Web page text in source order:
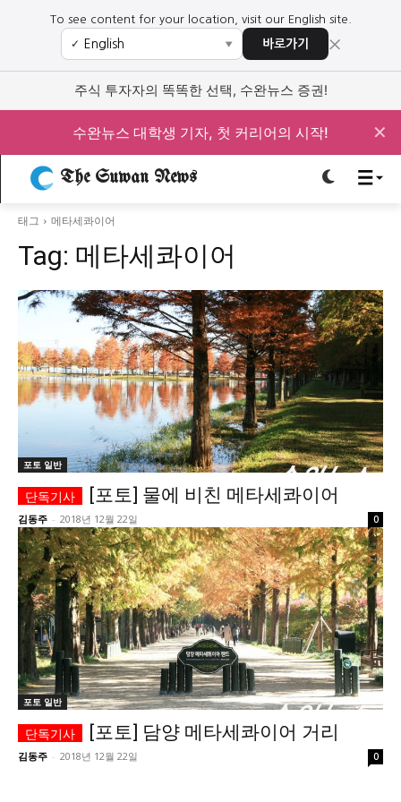
로그인하세요
주요 뉴스
정치 사회 교육
문화 과학·미디어 연예
오피니언 & 특집
특집 기사 바로가기 : 청소년· 청년
사설/칼럼
시 문학 (문학산책)
보도 사진 정치 사회 경제 트렌드
지역 & 글로벌 뉴스
서울전역 인천지역 경기지역
강원지역
충청지역
세종지역 경상지역
전라지역
제주지역
부산/울산 대전지역 지방정가
ENG 中文 日文
커뮤니티
로그인하세요
주요 뉴스
정치 사회 교육
문화 과학·미디어 연예
오피니언 & 특집
특집 기사 바로가기 : 청소년· 청년
사설/칼럼
시 문학 (문학산책)
보도 사진 정치 사회 경제 트렌드
지역 & 글로벌 뉴스
서울전역 인천지역 경기지역 강원지역
충청지역 세종지역 경상지역
전라지역
제주지역
부산/울산 대전지역 지방정가
ENG 中文 日文
커뮤니티
To see content for your location, visit our English site.
✓ ▼ 바로가기 ×
주식 투자자의 똑똑한 선택, 수완뉴스 증권!
수완뉴스 대학생 기자, 첫 커리어의 시작! ✕
The Suwan News
태그 메타세콰이어
Tag: 메타세콰이어
포토 일반
[포토] 물에 비친 메타세콰이어
김동주 - 2018년 12월 22일 0
포토 일반
[포토] 담양 메타세콰이어 거리
김동주 - 2018년 12월 22일 0